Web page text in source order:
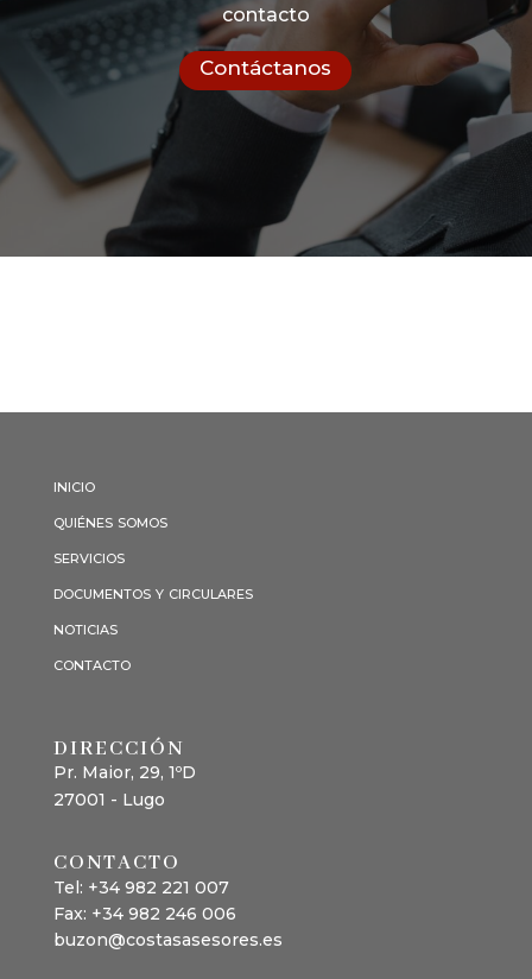
contacto
Contáctanos
inicio
quiénes somos
servicios
documentos y circulares
noticias
contacto
DIRECCIÓN
Pr. Maior, 29, 1ºD
27001 - Lugo
CONTACTO
Tel: +34 982 221 007
Fax: +34 982 246 006
buzon@costasasesores.es